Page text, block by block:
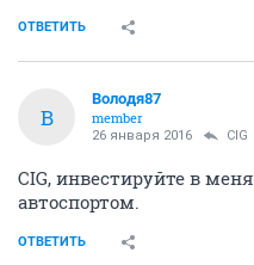
ОТВЕТИТЬ
В
Володя87
member
26 января 2016 CIG
CIG, инвестируйте в меня
автоспортом.
ОТВЕТИТЬ